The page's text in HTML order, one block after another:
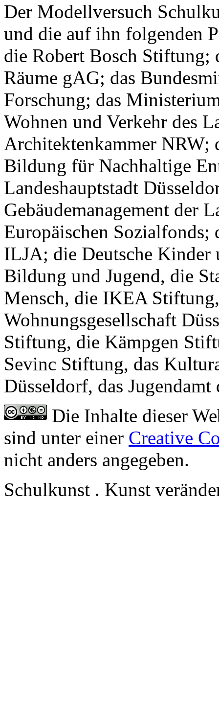
Der Modellversuch
und die auf ihn folgenden
die Robert Bosch
Räume gAG; das
Forschung; das
Wohnen und Verkehr des
Architektenkammer NRW;
Bildung für Nachhaltige
Landeshauptstadt
Gebäudemanagement der
Europäischen
ILJA; die Deutsche
Bildung und Jugend, die
Mensch, die IKEA
Wohnungsgesellschaft
Stiftung, die Kämpgen
Sevinc Stiftung, das
Düsseldorf, das
Die Inhalte dieser
sind unter einer Creative
nicht anders angegeben.
Schulkunst . Kunst